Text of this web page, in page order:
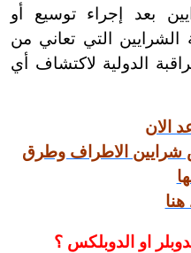
بعد إجراء توسيع أو
الشرايين التي تعاني من
الدولية لاكتشاف أي
الان
شرايين الاطراف وطرق
او الدوبلكس ؟